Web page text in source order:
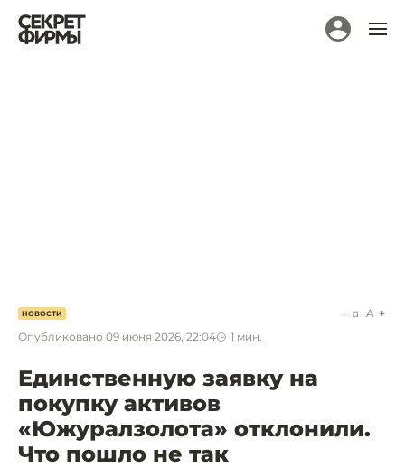
НОВОСТИ
Опубликовано 09 июня 2026, 22:04 1 мин.
a A
Единственную заявку на
покупку активов
«Южуралзолота» отклонили.
Что пошло не так